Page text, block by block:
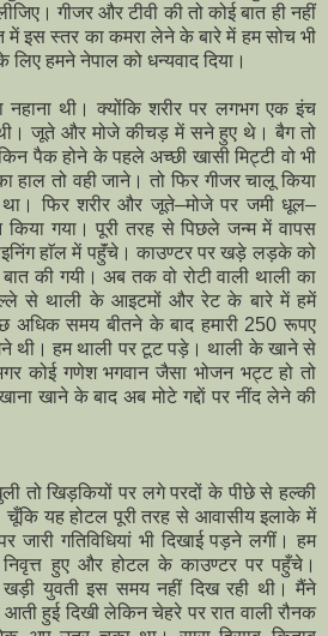
गीजर और टीवी की तो कोई बात ही नहीं
इस स्तर का कमरा लेने के बारे में हम सोच भी
हमने नेपाल को धन्यवाद दिया।
नहाना थी। क्योंकि शरीर पर लगभग एक इंच
जूते और मोजे कीचड़ में सने हुए थे। बैग तो
पैक होने के पहले अच्छी खासी मिट्टी वो भी
तो वही जाने। तो फिर गीजर चालू किया
था। फिर शरीर और जूते–मोजे पर जमी धूल–
किया गया। पूरी तरह से पिछले जन्म में वापस
हाॅल में पहुॅंचे। काउण्टर पर खड़े लड़के को
की गयी। अब तक वो रोटी वाली थाली का
से थाली के आइटमों और रेट के बारे में हमें
समय बीतने के बाद हमारी 250 रूपए
थी। हम थाली पर टूट पड़े। थाली के खाने से
कोई गणेश भगवान जैसा भोजन भट्ट हो तो
खाने के बाद अब मोटे गद्दाें पर नींद लेने की
तो खिड़कियों पर लगे परदों के पीछे से हल्की
चूँकि यह होटल पूरी तरह से आवासीय इलाके में
गतिविधियां भी दिखाई पड़ने लगीं। हम
हुए और होटल के काउण्टर पर पहुँचे।
खड़ी युवती इस समय नहीं दिख रही थी। मैंने
हुई दिखी लेकिन चेहरे पर रात वाली रौनक